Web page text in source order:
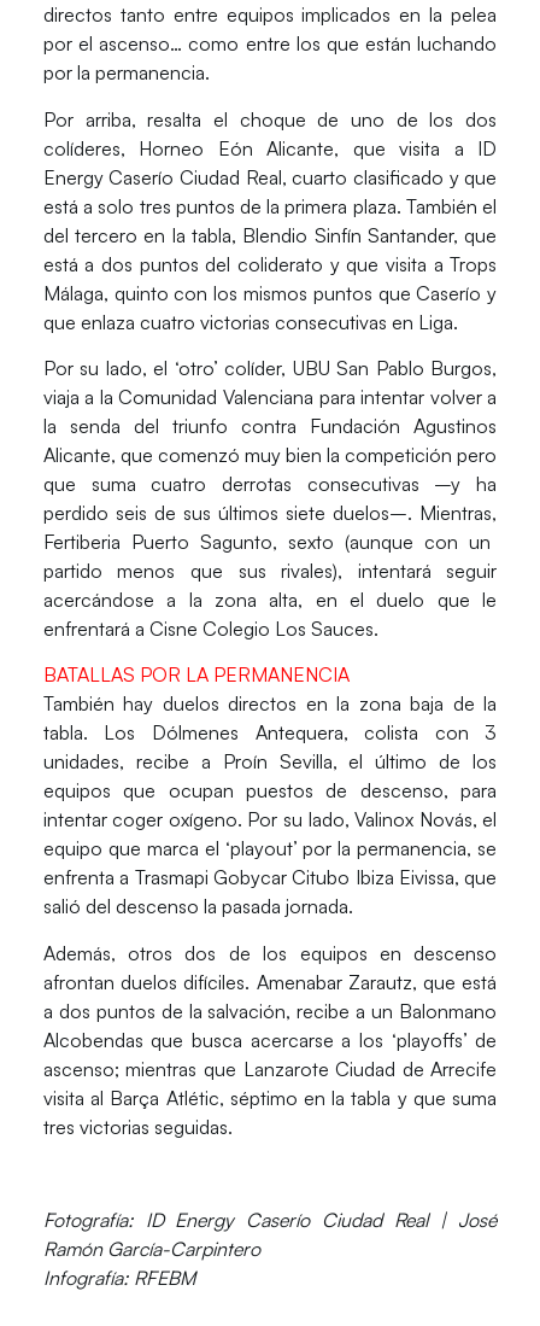
directos tanto entre equipos implicados en la pelea
por el ascenso… como entre los que están luchando
por la permanencia.
Por arriba, resalta el choque de uno de los dos
colíderes, Horneo Eón Alicante, que visita a ID
EnergyCaseríoCiudad Real, cuarto clasificado y que
está a solo tres puntos de la primera plaza. También el
del tercero en la tabla, Blendio Sinfín Santander, que
está a dos puntos del coliderato y que visita aTrops
Málaga, quinto con los mismos puntos queCaseríoy
que enlaza cuatro victorias consecutivas en Liga.
Por su lado, el ‘otro’ colíder, UBU San Pablo Burgos,
viaja a laComunidad Valenciana para intentar volver a
la senda del triunfo contra Fundación Agustinos
Alicante, que comenzó muy bien la competición pero
que suma cuatro derrotas consecutivas –y ha
perdido seis de sus últimos siete duelos–. Mientras,
Fertiberia Puerto Sagunto, sexto (aunque con un
partido menos que sus rivales), intentará seguir
acercándose a la zona alta, en el duelo que le
enfrentará a Cisne Colegio Los Sauces.
BATALLAS POR LA PERMANENCIA
También hay duelos directos en la zona baja de la
tabla. Los Dólmenes Antequera, colista con 3
unidades, recibe a Proín Sevilla, el último de los
equipos que ocupan puestos de descenso, para
intentar coger oxígeno. Por su lado,Valinox Novás, el
equipo que marca el ‘playout’ por la permanencia, se
enfrenta a Trasmapi Gobycar Citubo Ibiza Eivissa, que
salió del descenso la pasada jornada.
Además, otros dos de los equipos en descenso
afrontan duelos difíciles. Amenabar Zarautz, que está
a dos puntos de la salvación, recibe a un Balonmano
Alcobendas que busca acercarse a los ‘playoffs’ de
ascenso; mientras que Lanzarote Ciudad de Arrecife
visita al Barça Atlétic, séptimo en la tabla y que suma
tres victorias seguidas.
Fotografía: ID Energy Caserío Ciudad Real | José
Ramón García-Carpintero
Infografía: RFEBM